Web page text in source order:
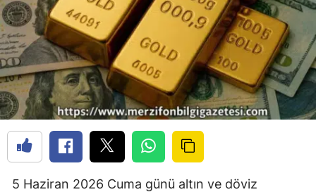
5 Haziran 2026 Cuma günü altın ve döviz